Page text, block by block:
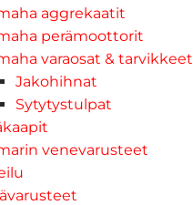
aggrekaatit
perämoottorit
varaosat & tarvikkeet
Jakohihnat
Sytytystulpat
venevarusteet